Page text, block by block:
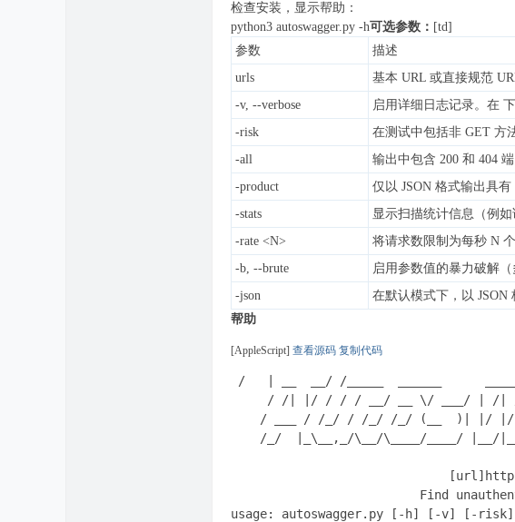
检查安装，显示帮助：
python3 autoswagger.py -h可选参数： [td]
参数
描述
urls
基本 URL 或直接规范
-v, --verbose
启用详细日志记录。在 下
-risk
在测试中包括非 GET 方
-all
输出中包含 200 和 404
-product
仅以 JSON 格式输出具
-stats
显示扫描统计信息（例如
-rate <N>
将请求数限制为每秒 N
-b, --brute
启用参数值的暴力破解（
-json
在默认模式下，以 JSON
帮助
[AppleScript] 查看源码 复制代码
/   | __  __/ /_____  ______      ______
/ /| |/ / / / __/ __ \/ ___/ | /|
/ ___ / /_/ / /_/ /_/ (__  )| |/
/_/  |_\__,_/\__/\____/____/ |__/
Find
usage: autoswagger.py [-h] [-v] [-